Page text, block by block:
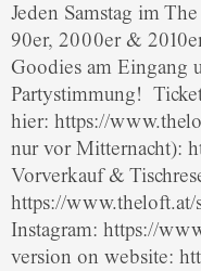
Jeden Samstag im
90er, 2000er &
Goodies am Eingang
Partystimmung!
hier: https://
nur vor Mitternacht):
Vorverkauf &
https://www.theloft.at/
Instagram: https://
version on website: